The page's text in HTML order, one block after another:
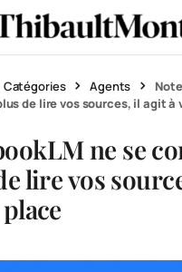
Catégories Agents
de lire vos sources, il agit à
ne se
lire vos